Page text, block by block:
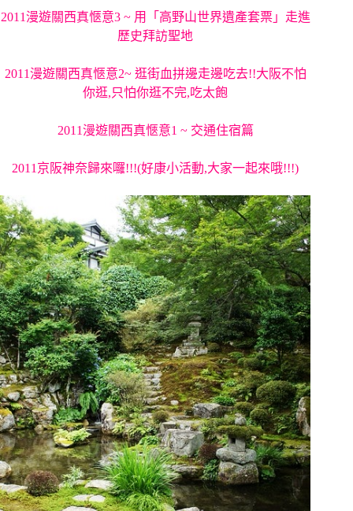
2011漫遊關西真愜意3 ~ 用「高野山世界遺產套票」走進
歷史拜訪聖地
2011漫遊關西真愜意2~ 逛街血拼邊走邊吃去!!大阪不怕
你逛,只怕你逛不完,吃太飽
2011漫遊關西真愜意1 ~ 交通住宿篇
2011京阪神奈歸來囉!!!(好康小活動,大家一起來哦!!!)